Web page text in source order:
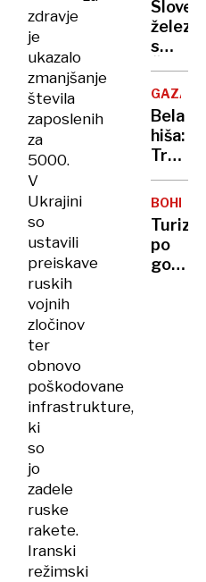
zdravje
je
ukazalo
zmanjšanje
števila
zaposlenih
za
5000.
V
Ukrajini
so
ustavili
preiskave
ruskih
vojnih
zločinov
ter
obnovo
poškodovane
infrastrukture,
ki
so
jo
zadele
ruske
rakete.
Iranski
režimski
s
Čehi
30
GAZA
Bela
hiša:
Trump
se ni
k
BOHINJ
po